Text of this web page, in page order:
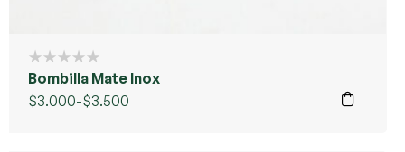
Bombilla Mate Inox
$3.000-$3.500